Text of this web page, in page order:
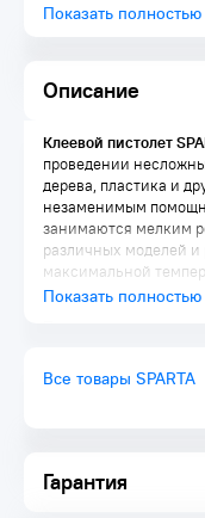
Описание
Гарантия
Показать полностью
Клеевой пистолет
проведении
дерева, пластика и
незаменимым
занимаются мелким
различных моделей и
максимальной
Корпус из
механическим
расхода стержня
Все товары SPARTA